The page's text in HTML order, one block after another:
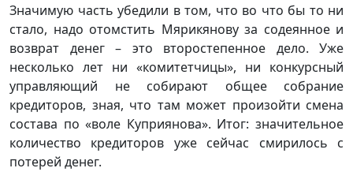
Значимую часть убедили в том, что во что бы то ни
стало, надо отомстить Мярикянову за содеянное и
возврат денег – это второстепенное дело. Уже
несколько лет ни «комитетчицы», ни конкурсный
управляющий не собирают общее собрание
кредиторов, зная, что там может произойти смена
состава по «воле Куприянова». Итог: значительное
количество кредиторов уже сейчас смирилось с
потерей денег.